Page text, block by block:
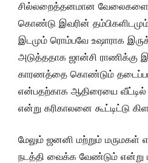
சில்லறைத்தனமான வேலைகளை
கொண்டு இவரின்
இடமும் ரொம்பவே உஷாராக
அடுத்ததாக ஜான்சி
காரணத்தை கொண்டும்
என்பதற்காக ஆதிரையை வீட்டில்
என்று கரிகாலனை கூட்டிட்டு
மேலும் ஜனனி மற்றும் மருமகள்
நடத்தி வைக்க வேண்டும் என்று